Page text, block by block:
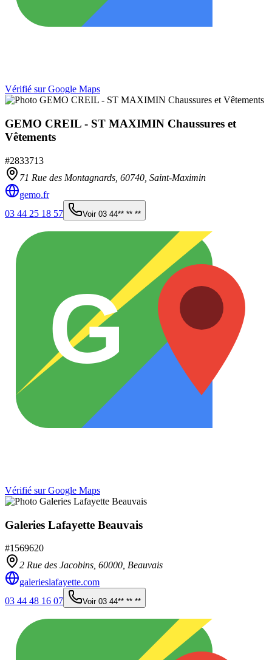
Vérifié sur Google Maps
GEMO CREIL - ST MAXIMIN Chaussures et
Vêtements
#2833713
71 Rue des Montagnards, 60740 Saint-Maximin
gemo.fr
03 44 25 18 57
Voir 03 44** ** **
G
Vérifié sur Google Maps
Galeries Lafayette Beauvais
#1569620
2 Rue des Jacobins, 60000 Beauvais
galerieslafayette.com
03 44 48 16 07
Voir 03 44** ** **